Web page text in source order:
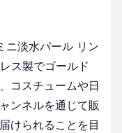
ニ淡水パール リン
ス製でゴールド
コスチュームや日
ンネルを通じて販
けられることを目